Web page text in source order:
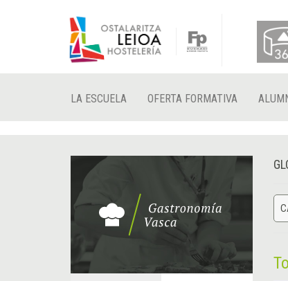
LA ESCUELA OFERTA FORMATIVA